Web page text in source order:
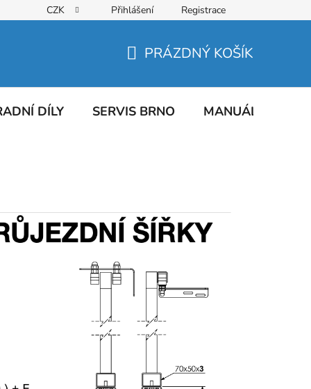
CZK Přihlášení Registrace
KOŠÍK
PRÁZDNÝ KOŠÍK
DÍLY SERVIS BRNO MANUÁLY